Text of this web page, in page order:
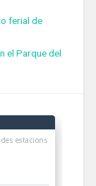
ferial de
el Parque del